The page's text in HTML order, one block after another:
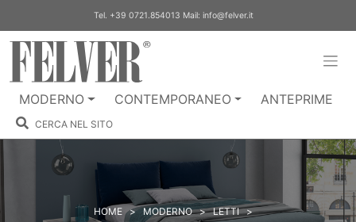
content
Tel. +39 0721.854013 Mail:info@felver.it
MODERNO CONTEMPORANEO ANTEPRIME
CERCA NEL SITO
HOME > MODERNO > LETTI >